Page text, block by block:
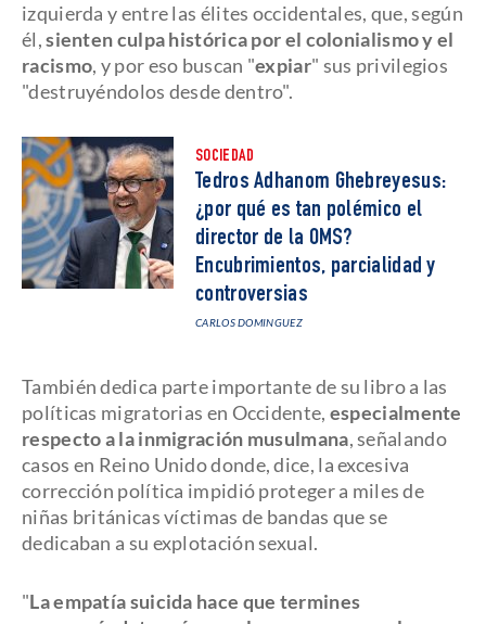
izquierda y entre las élites occidentales, que, según
él,sienten culpa histórica por el colonialismo y el
racismo, y por eso buscan "expiar" sus privilegios
"destruyéndolos desde dentro".
SOCIEDAD
Tedros Adhanom Ghebreyesus:
¿por qué es tan polémico el
director de la OMS?
Encubrimientos, parcialidad y
controversias
CARLOS DOMINGUEZ
También dedica parte importante de su libro a las
políticas migratorias en Occidente, especialmente
respecto a la inmigración musulmana, señalando
casos en Reino Unido donde, dice, la excesiva
corrección política impidió proteger a miles de
niñas británicas víctimas de bandas que se
dedicaban a su explotación sexual.
"La empatía suicida hace que termines